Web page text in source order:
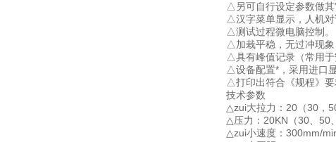
△另可自行设定参数做其
△汉字菜单显示，人机对
△测试过程微电脑控制。
△加栽平稳，无过冲现象
△具有峰值记录（常用于
△设备配置*，采用进口
△打印出符合《规程》要
技术参数
△zui大拉力：20（30，
△压力：20KN（30、50
△zui小速度：300mm/